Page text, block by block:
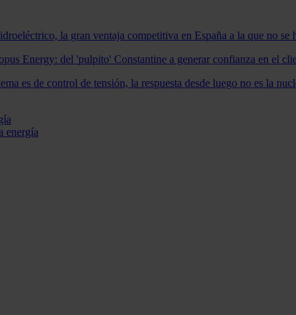
la gran ventaja competitiva en España a la que no se
Energy: del 'pulpito' Constantine a generar confianza en el
es de control de tensión, la respuesta desde luego no es la